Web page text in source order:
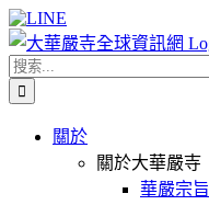
Skip
to
content
Facebook
X
WeChat
YouTube
LINE
搜
索
關於
關於大華嚴寺
華嚴宗旨